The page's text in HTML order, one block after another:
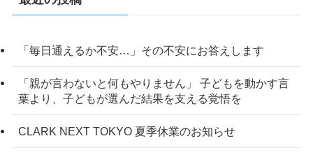
「毎日通えるか不安…」その不安にお答えします
「親が言わないと何もやりません」 子どもを動かす言
葉より、子どもが選んだ結果を支える覚悟を
CLARK NEXT TOKYO 夏季休業のお知らせ